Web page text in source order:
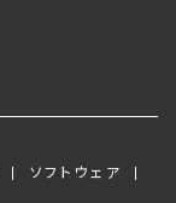
ソフトウェア